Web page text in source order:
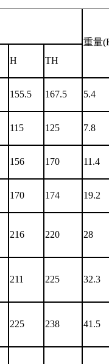
重量
H TH
155.5 167.5 5.4
115 125 7.8
156 170 11.4
170 174 19.2
216 220 28
211 225 32.3
225 238 41.5